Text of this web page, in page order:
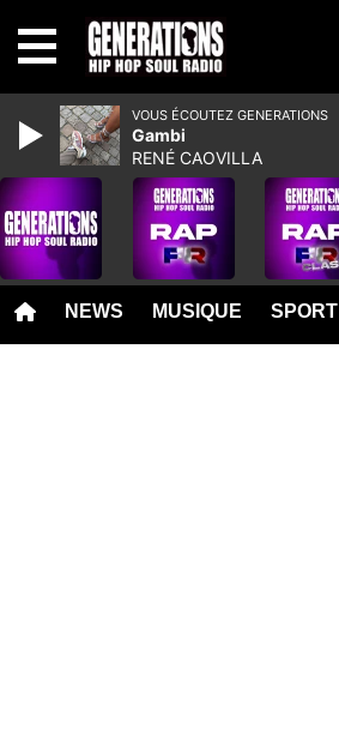
NEWS MUSIQUE SPORT
VOUS ÉCOUTEZ GENERATIONS
Gambi
RENÉ CAOVILLA